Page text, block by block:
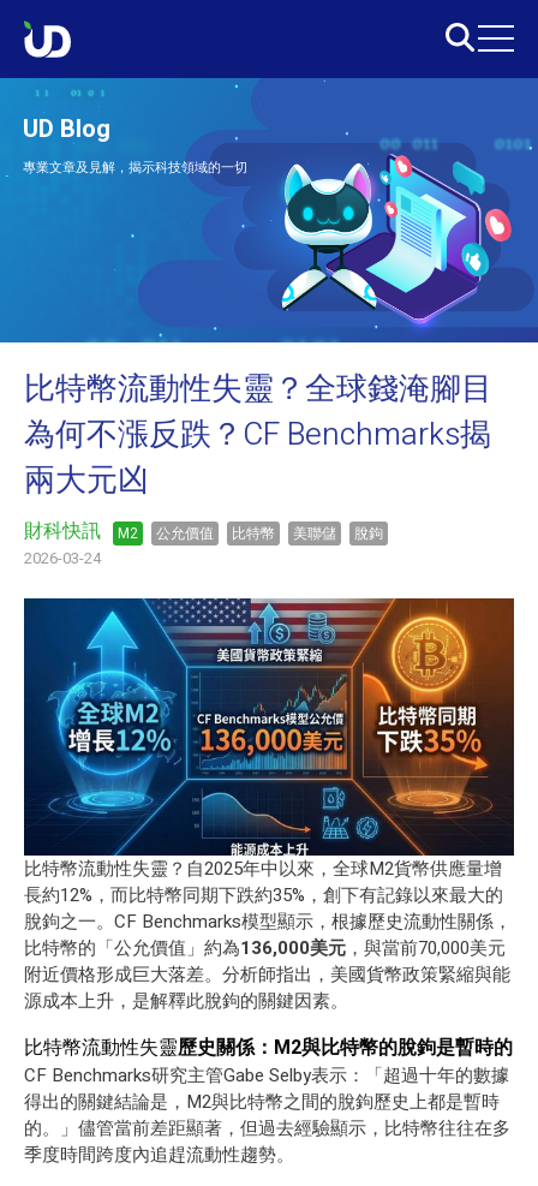
UD Blog
專業文章及見解，揭示科技領域的一切
比特幣流動性失靈？全球錢淹腳目
為何不漲反跌？CF Benchmarks揭
兩大元凶
財科快訊 M2 公允價值 比特幣 美聯儲 脫鉤
2026-03-24
比特幣流動性失靈？自2025年中以來，全球M2貨幣供應量增
長約12%，而比特幣同期下跌約35%，創下有記錄以來最大的
脫鉤之一。CF Benchmarks模型顯示，根據歷史流動性關係，
比特幣的「公允價值」約為136,000美元 ，與當前70,000美元
附近價格形成巨大落差。分析師指出，美國貨幣政策緊縮與能
源成本上升，是解釋此脫鉤的關鍵因素。
比特幣流動性失靈歷史關係：M2與比特幣的脫鉤是暫時的
CF Benchmarks研究主管Gabe Selby表示：「超過十年的數據
得出的關鍵結論是，M2與比特幣之間的脫鉤歷史上都是暫時
的。」儘管當前差距顯著，但過去經驗顯示，比特幣往往在多
季度時間跨度內追趕流動性趨勢。